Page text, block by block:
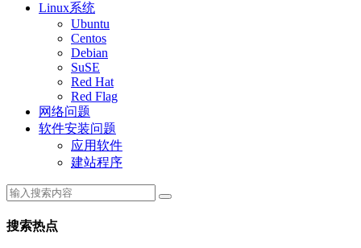
Linux系统
Ubuntu
Centos
Debian
SuSE
Red Hat
Red Flag
网络问题
软件安装问题
应用软件
建站程序
搜索热点